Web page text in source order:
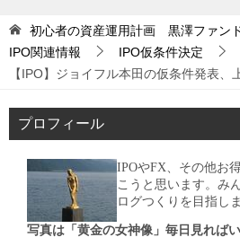
初心者の資産運用計画 黒澤ファン
IPO関連情報
IPO仮条件決定
【IPO】ジョイフル本田の仮条件発表、
プロフィール
IPOやFX、その他お
こうと思います。み
ログつくりを目指しま
写真は「黄金の女神像」毎日見れば